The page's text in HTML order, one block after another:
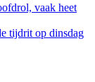
vaak heet
tijdrit op dinsdag